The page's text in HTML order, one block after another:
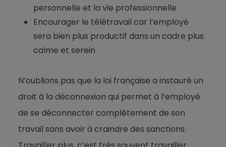
personnelle et la vie professionnelle
Encourager le télétravail car l’employé
sera bien plus productif dans un cadre plus
calme et serein
N’oublions pas que la loi française a instauré un
droit à la déconnexion qui permet à l’employé
de se déconnecter complètement de son
travail sans avoir à craindre des sanctions.